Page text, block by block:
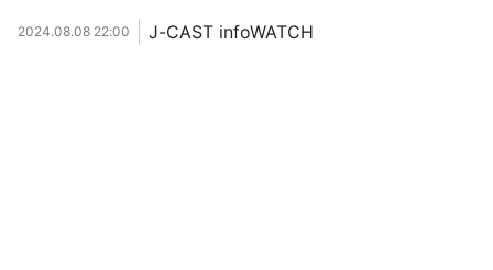
2024.08.08 22:00 J-CAST infoWATCH